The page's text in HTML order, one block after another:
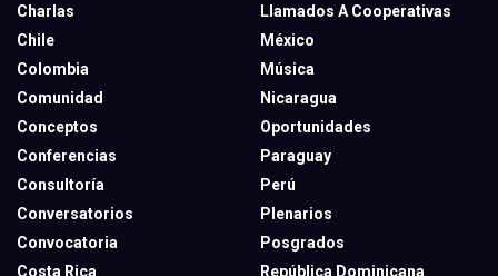
Charlas
Chile
Colombia
Comunidad
Conceptos
Conferencias
Consultoría
Conversatorios
Convocatoria
Costa Rica
Llamados A Cooperativas
México
Música
Nicaragua
Oportunidades
Paraguay
Perú
Plenarios
Posgrados
República Dominicana